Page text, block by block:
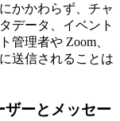
かかわらず、チャ
データ、イベント
管理者や Zoom、
送信されることは
ーとメッセー